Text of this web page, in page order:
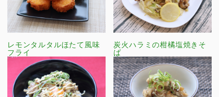
レモンタルタルほたて風味
フライ
炭火ハラミの柑橘塩焼きそ
ば